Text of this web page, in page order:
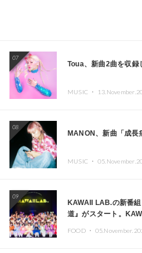
07
Toua、新曲2曲を収録
MUSIC ・
08
MANON、新曲「成長
MUSIC ・
09
KAWAII LAB.の新番
道』がスタート。
FOOD ・